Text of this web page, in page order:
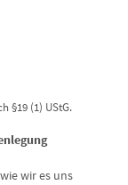
§19 (1) UStG.
wir es uns